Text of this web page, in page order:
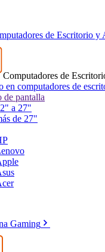
de Escritorio y
Computadores de
en computadores de
de pantalla
a 27"
de 27"
Gaming